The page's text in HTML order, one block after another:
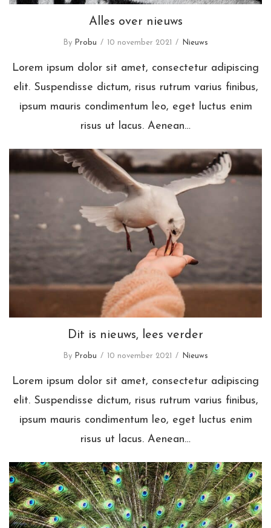
Alles over nieuws
By Probu 10 november 2021 Nieuws
Lorem ipsum dolor sit amet, consectetur adipiscing
elit. Suspendisse dictum, risus rutrum varius finibus,
ipsum mauris condimentum leo, eget luctus enim
risus ut lacus. Aenean…
Dit is nieuws, lees verder
Dit is nieuws, lees verder
By Probu 10 november 2021 Nieuws
Lorem ipsum dolor sit amet, consectetur adipiscing
elit. Suspendisse dictum, risus rutrum varius finibus,
ipsum mauris condimentum leo, eget luctus enim
risus ut lacus. Aenean…